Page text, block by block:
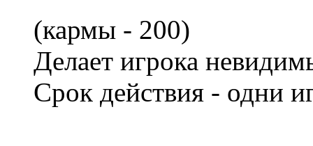
(кармы - 200)
Делает игрока
Срок действия - одни